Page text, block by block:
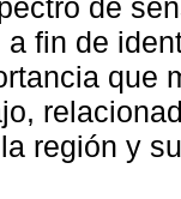
de
fin de
que
región y